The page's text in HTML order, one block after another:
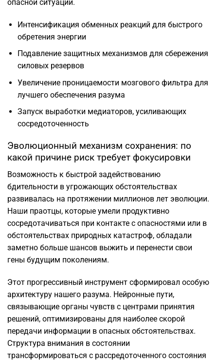
опасной ситуации.
Интенсификация обменных реакций для быстрого
обретения энергии
Подавление защитных механизмов для сбережения
силовых резервов
Увеличение проницаемости мозгового фильтра для
лучшего обеспечения разума
Запуск выработки медиаторов, усиливающих
сосредоточенность
Эволюционный механизм сохранения: по
какой причине риск требует фокусировки
Возможность к быстрой задействованию
бдительности в угрожающих обстоятельствах
развивалась на протяжении миллионов лет эволюции.
Наши праотцы, которые умели продуктивно
сосредотачиваться при контакте с опасностями или в
обстоятельствах природных катастроф, обладали
заметно больше шансов выжить и перенести свои
гены будущим поколениям.
Этот прогрессивный инструмент сформировал особую
архитектуру нашего разума. Нейронные пути,
связывающие органы чувств с центрами принятия
решений, оптимизированы для наиболее скорой
передачи информации в опасных обстоятельствах.
Структура внимания в состоянии
трансформироваться с рассредоточенного состояния